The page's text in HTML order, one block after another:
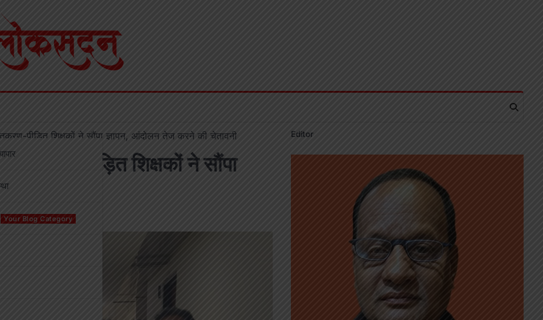
Your Blog Category
पीड़ित शिक्षकों ने सौंपा ज्ञापन, आंदोलन तेज करने की चेतावनी
पीड़ित शिक्षकों ने सौंपा
Editor